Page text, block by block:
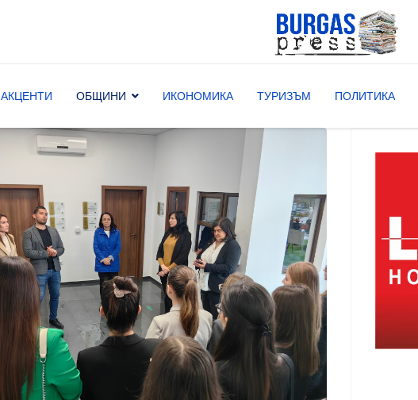
АКЦЕНТИ ОБЩИНИ ИКОНОМИКА ТУРИЗЪМ ПОЛИТИКА